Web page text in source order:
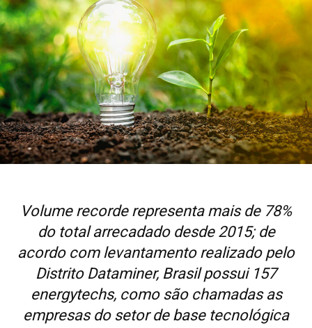
Volume recorde representa mais de 78%
do total arrecadado desde 2015; de
acordo com levantamento realizado pelo
Distrito Dataminer, Brasil possui 157
energytechs, como são chamadas as
empresas do setor de base tecnológica